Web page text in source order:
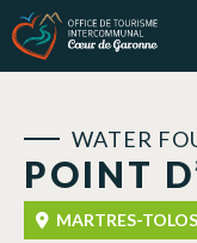
POINT
WATER
MARTRES-
Cookies management